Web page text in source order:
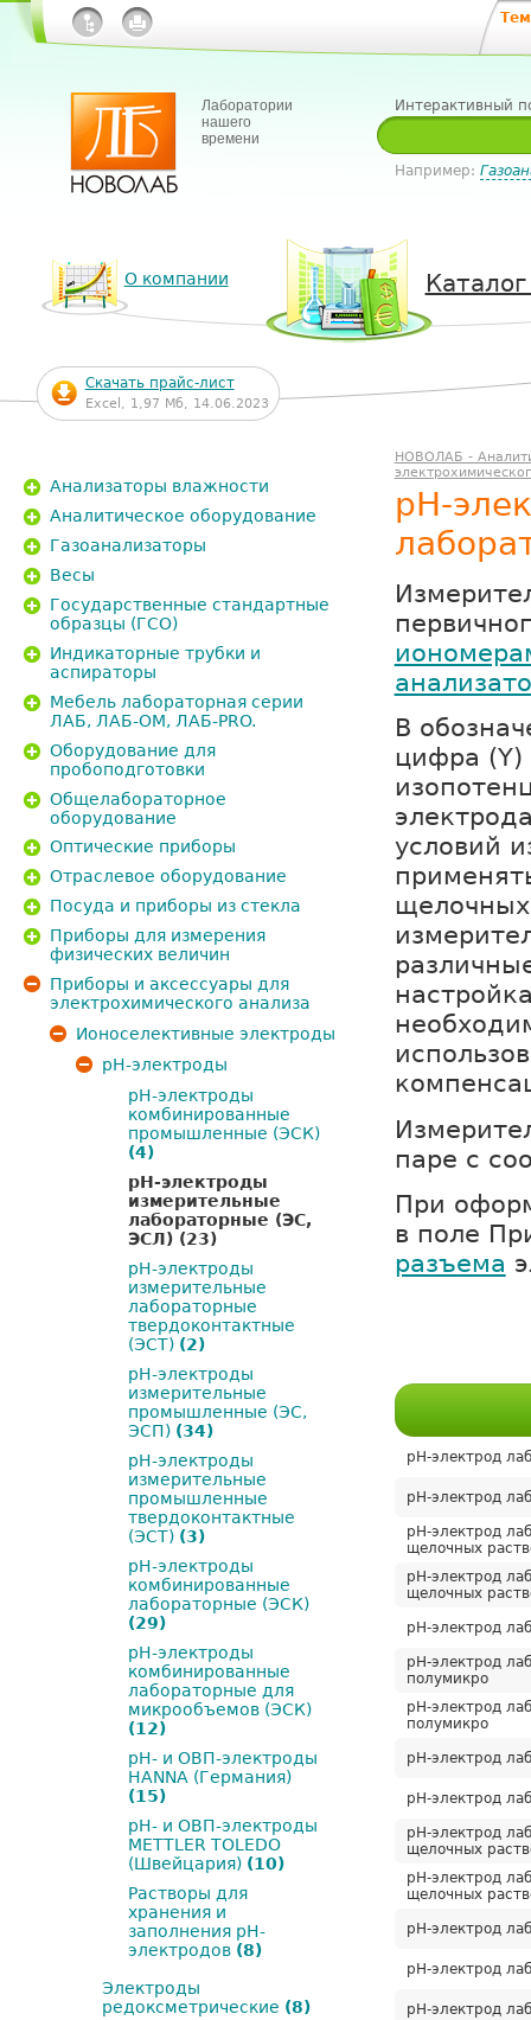
Лаборатории
нашего
времени
Интерактивный
Например:
О компании
Скачать прайс-лист
Excel, 1,97 Мб, 14.06.2023
НОВОЛАБ -
pH-
В
цифра (Y)
условий
паре с
При
в поле
разъема
рН-электрод
рН-электрод
рН-электрод
щелочных
рН-электрод
щелочных
рН-электрод
рН-электрод
полумикро
рН-электрод
полумикро
рН-электрод
рН-электрод
рН-электрод
щелочных
рН-электрод
щелочных
рН-электрод
рН-электрод
рН-электрод
Анализаторы влажности
Аналитическое оборудование
Газоанализаторы
Весы
Государственные стандартные
образцы (ГСО)
Индикаторные трубки и
аспираторы
Мебель лабораторная серии
ЛАБ, ЛАБ-ОМ, ЛАБ-PRO.
Оборудование для
пробоподготовки
Общелабораторное
оборудование
Оптические приборы
Отраслевое оборудование
Посуда и приборы из стекла
Приборы для измерения
физических величин
Приборы и аксессуары для
электрохимического анализа
Ионоселективные электроды
рН-электроды
pH-электроды
комбинированные
промышленные (ЭСК)
(4)
pH-электроды
измерительные
лабораторные (ЭС,
ЭСЛ) (23)
pH-электроды
измерительные
лабораторные
твердоконтактные
(ЭСТ) (2)
pH-электроды
измерительные
промышленные (ЭС,
ЭСП) (34)
pH-электроды
измерительные
промышленные
твердоконтактные
(ЭСТ) (3)
pH-электроды
комбинированные
лабораторные (ЭСК)
(29)
pH-электроды
комбинированные
лабораторные для
микрообъемов (ЭСК)
(12)
pH- и ОВП-электроды
HANNA (Германия)
(15)
pH- и ОВП-электроды
METTLER TOLEDO
(Швейцария) (10)
Растворы для
хранения и
заполнения рН-
электродов (8)
Электроды
редоксметрические (8)